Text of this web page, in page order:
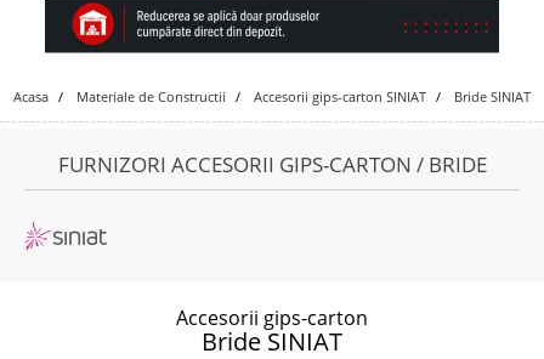
Acasa Materiale de Constructii Accesorii gips-carton SINIAT Bride SINIAT
FURNIZORI ACCESORII GIPS-CARTON / BRIDE
Accesorii gips-carton
Bride SINIAT